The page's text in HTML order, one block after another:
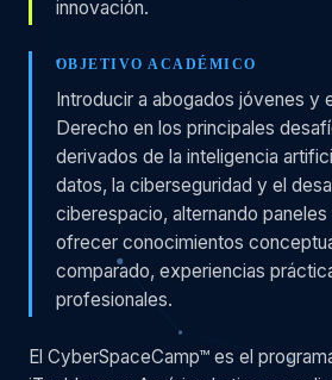
innovación.
OBJETIVO ACADÉMICO
Introducir a abogados jóvenes y
Derecho en los principales
derivados de la inteligencia
datos, la ciberseguridad y el
ciberespacio, alternando paneles
ofrecer conocimientos
comparado, experiencias
profesionales.
El CyberSpaceCamp™ es el